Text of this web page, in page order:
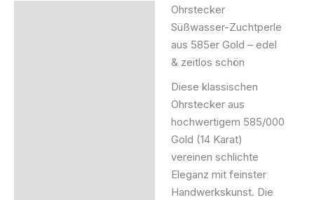
Ohrstecker
Süßwasser-Zuchtperle
aus 585er Gold – edel
& zeitlos schön
Diese klassischen
Ohrstecker aus
hochwertigem 585/000
Gold (14 Karat)
vereinen schlichte
Eleganz mit feinster
Handwerkskunst. Die